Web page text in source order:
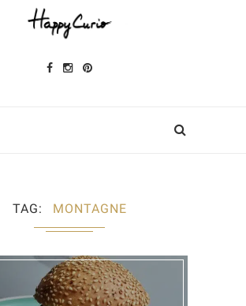
TAG MONTAGNE